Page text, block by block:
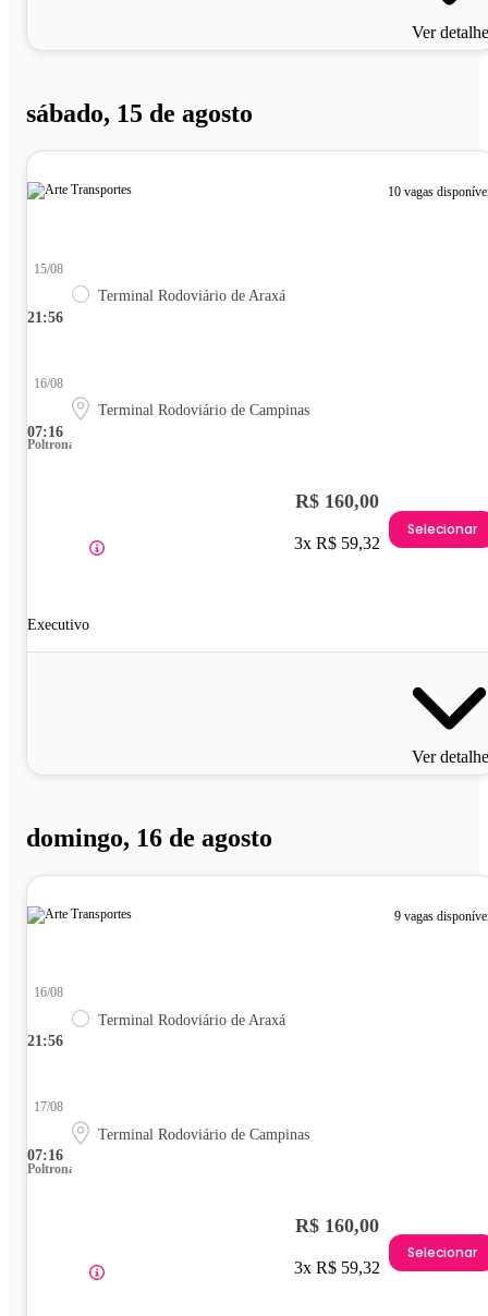
Ver
sábado, 15 de agosto
10 vagas
21:56
15/08
Terminal Rodoviário de Araxá
07:16
16/08
Terminal Rodoviário de Campinas
Poltrona
Executivo
R$ 160,00
3x R$ 59,32
Selecionar
Ver
domingo, 16 de agosto
9 vagas
21:56
16/08
Terminal Rodoviário de Araxá
07:16
17/08
Terminal Rodoviário de Campinas
Poltrona
R$ 160,00
3x R$ 59,32
Selecionar